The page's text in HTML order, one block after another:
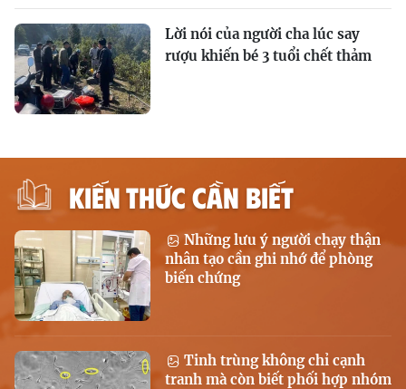
Lời nói của người cha lúc say
rượu khiến bé 3 tuổi chết thảm
KIẾN THỨC CẦN BIẾT
Những lưu ý người chạy thận
nhân tạo cần ghi nhớ để phòng
biến chứng
Tinh trùng không chỉ cạnh
tranh mà còn biết phối hợp nhóm